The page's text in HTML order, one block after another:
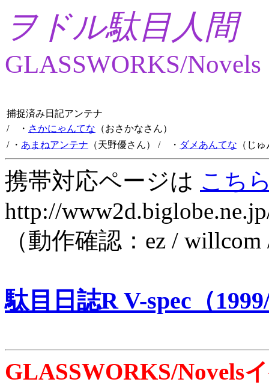
ヲドル駄目人間
GLASSWORKS/Novels
捕捉済み日記アンテナ
/ ・ さかにゃんてな （おさかなさん）
/ ・ あまねアンテナ （天野優さん） / ・ ダメあんてな （じ
携帯対応ページは こち
http://
（動作確認：ez /
駄目日誌R V-spec（
GLASSWORKS/Novels